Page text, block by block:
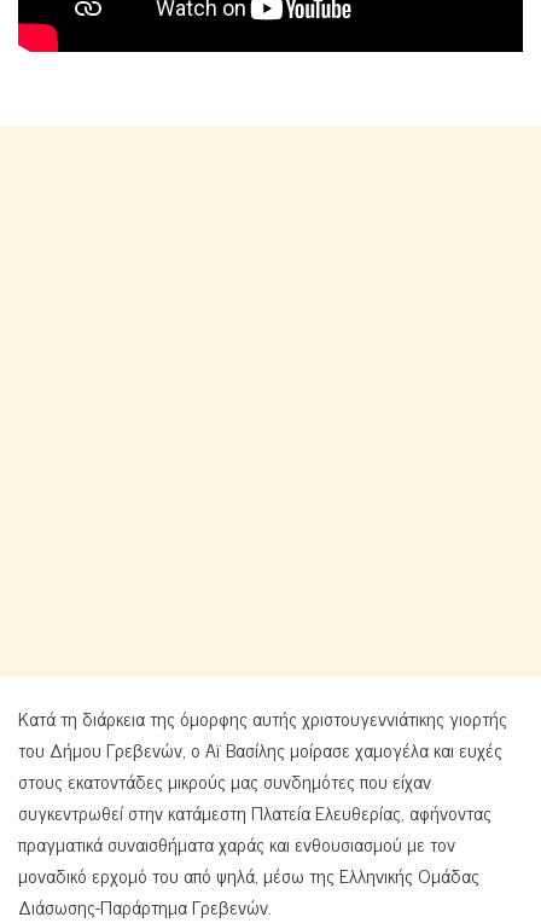
Κατά τη διάρκεια της όμορφης αυτής χριστουγεννιάτικης γιορτής
του Δήμου Γρεβενών, ο Αϊ Βασίλης μοίρασε χαμογέλα και ευχές
στους εκατοντάδες μικρούς μας συνδημότες που είχαν
συγκεντρωθεί στην κατάμεστη Πλατεία Ελευθερίας, αφήνοντας
πραγματικά συναισθήματα χαράς και ενθουσιασμού με τον
μοναδικό ερχομό του από ψηλά, μέσω της Ελληνικής Ομάδας
Διάσωσης-Παράρτημα Γρεβενών.